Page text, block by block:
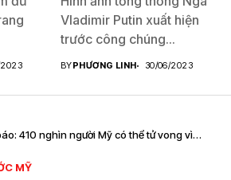
Vladimir Putin xuất hiện
trước công chúng...
BYPHƯƠNG LINH 30/06/2023
410 nghìn người Mỹ có thể tử vong vì
MỸ